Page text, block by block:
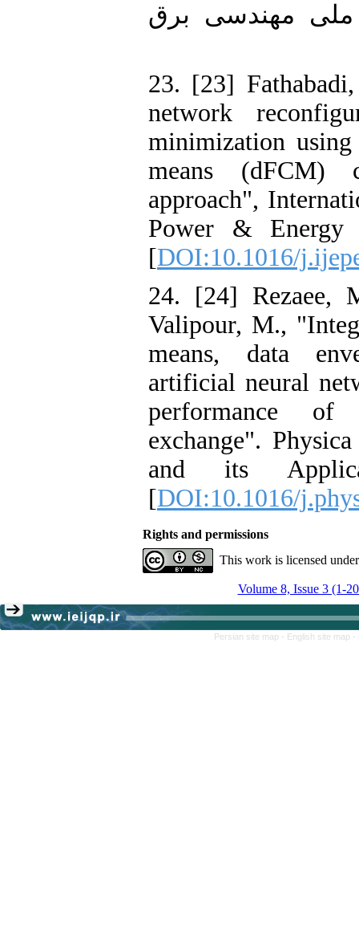
مهندسی برق
23. [23]
network
minimization
means (dFCM)
approach",
Power & Energy
[DOI:10.1016/
24. [24] Rezaee,
Valipour, M.,
means, data
artificial neural
performance
exchange".
and its
[DOI:10.1016/
Rights and permissions
This work is licensed
Volume 8, Issue 3 (1-
Persian site map - English site map -